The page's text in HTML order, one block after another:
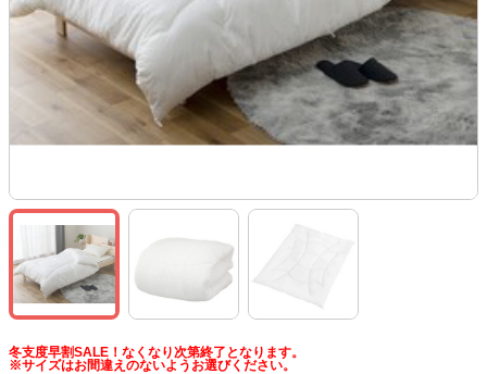
冬支度早割SALE！なくなり次第終了となります。
※サイズはお間違えのないようお選びください。